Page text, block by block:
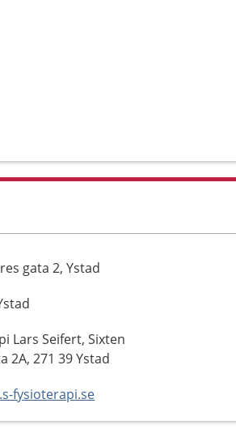
gata 2, Ystad
Lars Seifert, Sixten
2A, 271 39 Ystad
fysioterapi.se